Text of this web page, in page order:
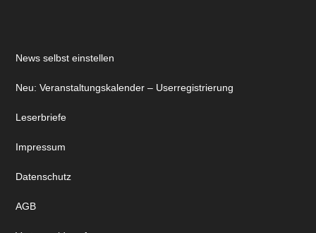
News selbst einstellen
Neu: Veranstaltungskalender – Userregistrierung
Leserbriefe
Impressum
Datenschutz
AGB